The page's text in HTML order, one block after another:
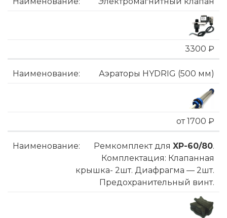
3300 ₽
Аэраторы HYDRIG (500 мм)
от 1700 ₽
Ремкомплект для XP-60/80.
Комплектация: Клапанная
крышка- 2шт. Диафрагма — 2шт.
Предохранительный винт.